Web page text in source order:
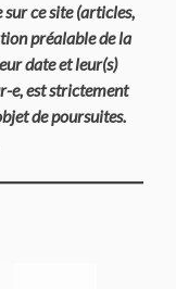
ce site (articles,
préalable de la
date et leur(s)
e, est strictement
de poursuites.